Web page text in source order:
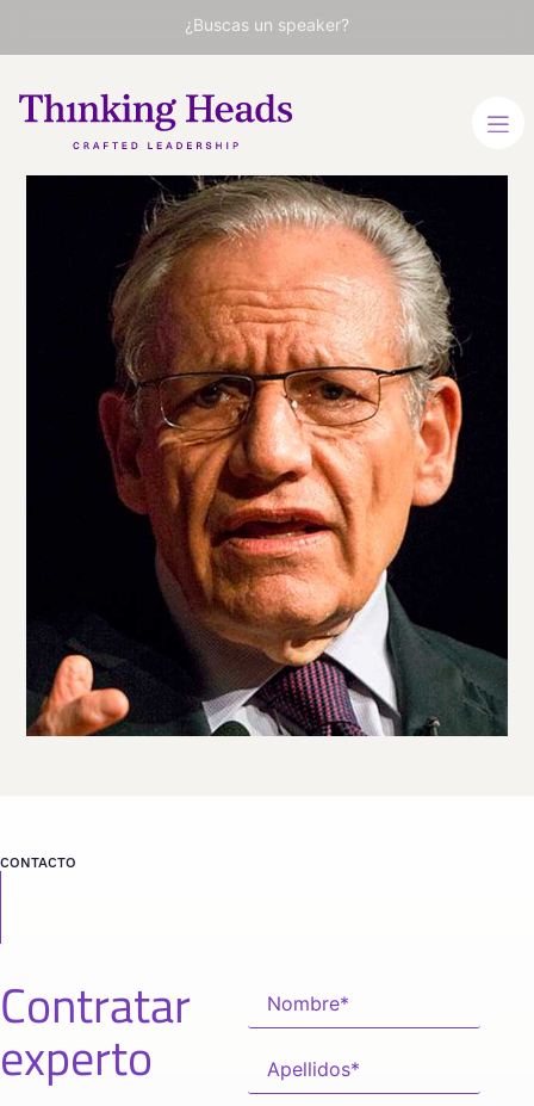
¿Buscas un speaker?
Bob
Woodward
Leyenda del periodismo.
Descubridor del Caso
Watergate. Premio Pulitzer
INGLÉS
VER PERFIL
Viaja
desde
ESTADOS UNIDOS
WASHINGTON DC
CONTACTO
Contratar
experto